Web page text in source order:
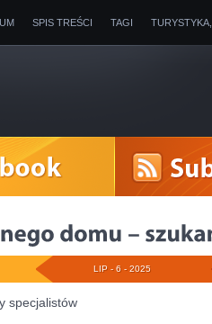
SPIS TREŚCI TAGI
LIP - 6 - 2025
specjalistów